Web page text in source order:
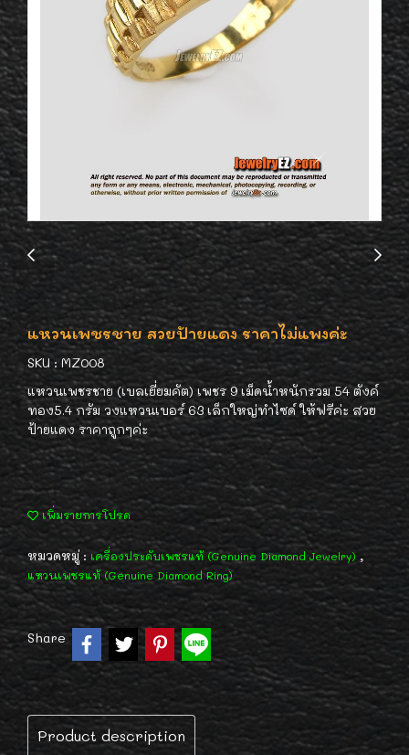
แหวนเพชรชาย สวยป้ายแดง ราคาไม่แพงค่ะ
SKU : MZ008
แหวนเพชรชาย (เบลเยี่ยมคัต) เพชร 9 เม็ดน้ำหนักรวม 54 ตังค์
ทอง5.4 กรัม วงแหวนเบอร์ 63 เล็กใหญ่ทำไซด์ ให้ฟรีค่ะ สวย
ป้ายแดง ราคาถูกๆค่ะ
เพิ่มรายการโปรด
หมวดหมู่ : เครื่องประดับเพชรแท้ (Genuine Diamond Jewelry) ,
แหวนเพชรแท้ (Genuine Diamond Ring)
Share
Product description